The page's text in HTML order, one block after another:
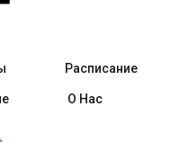
Расписание
О Нас